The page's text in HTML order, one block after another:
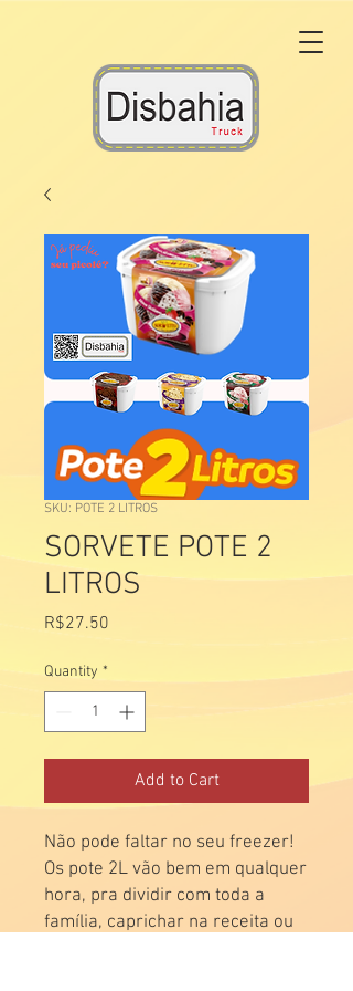
SKU: POTE 2 LITROS
SORVETE POTE 2
LITROS
R$27.50
Quantity *
Add to Cart
Não pode faltar no seu freezer!
Os pote 2L vão bem em qualquer
hora, pra dividir com toda a
família, caprichar na receita ou